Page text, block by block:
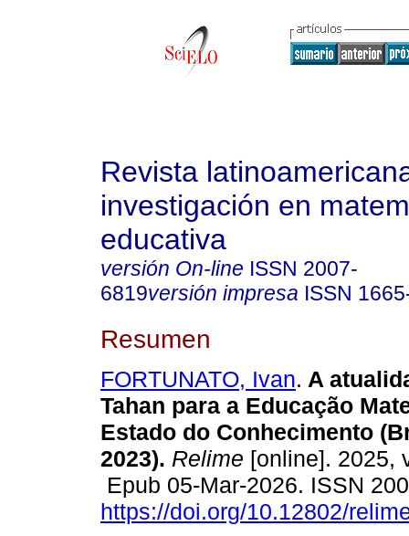
Revista
investigación en
educativa
versión On-line ISSN 2007-
6819versión impresa ISSN
Resumen
FORTUNATO, Ivan. A
Tahan para a Educação
Estado do Conhecimento
2023). Relime [online]. 2025,
Epub 05-Mar-2026. ISSN
https://doi.org/10.12802/